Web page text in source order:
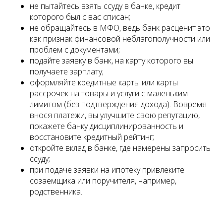
не пытайтесь взять ссуду в банке, кредит
которого был с вас списан;
не обращайтесь в МФО, ведь банк расценит это
как признак финансовой неблагополучности или
проблем с документами;
подайте заявку в банк, на карту которого вы
получаете зарплату;
оформляйте кредитные карты или карты
рассрочек на товары и услуги с маленьким
лимитом (без подтверждения дохода). Вовремя
внося платежи, вы улучшите свою репутацию,
покажете банку дисциплинированность и
восстановите кредитный рейтинг;
откройте вклад в банке, где намерены запросить
ссуду;
при подаче заявки на ипотеку привлеките
созаемщика или поручителя, например,
родственника.